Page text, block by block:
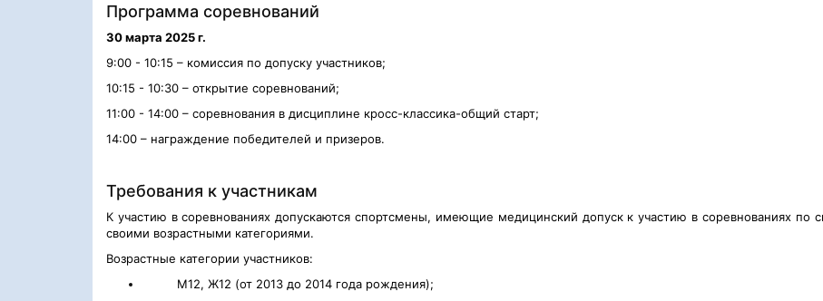
Программа соревнований
30марта 2025г.
9:00 - 10:15 – комиссия по допуску участников;
10:15 - 10:30 – открытие соревнований;
11:00 - 14:00 – соревнования в дисциплине кросс-классика-общий старт;
14:00 – награждение победителей и призеров.
Требования к участникам
К участию в соревнованиях допускаются спортсмены, имеющие медицинский допуск к участию в соревнованиях по
своими возрастными категориями.
Возрастные категории участников:
М12, Ж12 (от 2013 до 2014 года рождения);